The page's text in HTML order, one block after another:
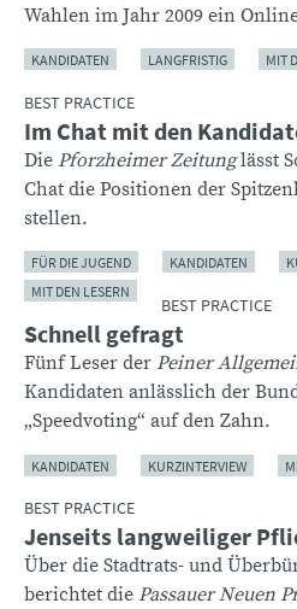
Wahlen im Jahr 2009 ein
KANDIDATEN LANGFRISTIG MIT
BEST PRACTICE
Im Chat mit den
Die Pforzheimer Zeitunglässt
Chat die Positionen der
stellen.
FÜR DIE JUGEND KANDIDATEN
MIT DEN LESERN
BEST PRACTICE
Schnell gefragt
Fünf Leser der Peiner
Kandidaten anlässlich der
„Speedvoting“ auf den Zahn.
KANDIDATEN KURZINTERVIEW
BEST PRACTICE
Jenseits langweiliger
Über die Stadtrats- und
berichtet die Passauer Neuen